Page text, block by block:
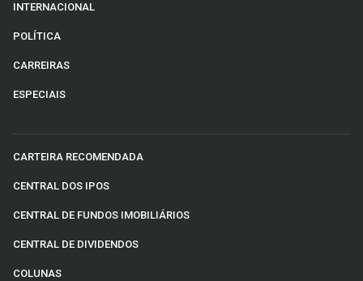
INTERNACIONAL
POLÍTICA
CARREIRAS
ESPECIAIS
CARTEIRA RECOMENDADA
CENTRAL DOS IPOS
CENTRAL DE FUNDOS IMOBILIÁRIOS
CENTRAL DE DIVIDENDOS
COLUNAS